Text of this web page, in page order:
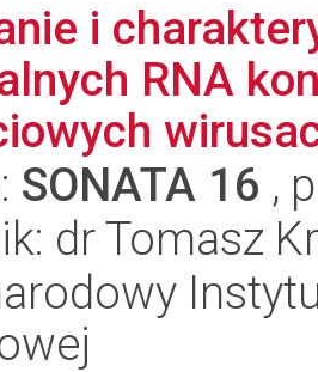
i
RNA
SONATA 16 ,
dr Tomasz